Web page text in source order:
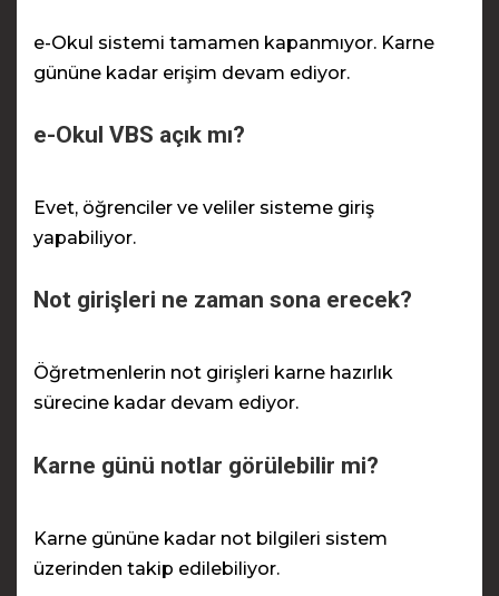
e-Okul sistemi tamamen kapanmıyor. Karne
gününe kadar erişim devam ediyor.
e-Okul VBS açık mı?
Evet, öğrenciler ve veliler sisteme giriş
yapabiliyor.
Not girişleri ne zaman sona erecek?
Öğretmenlerin not girişleri karne hazırlık
sürecine kadar devam ediyor.
Karne günü notlar görülebilir mi?
Karne gününe kadar not bilgileri sistem
üzerinden takip edilebiliyor.